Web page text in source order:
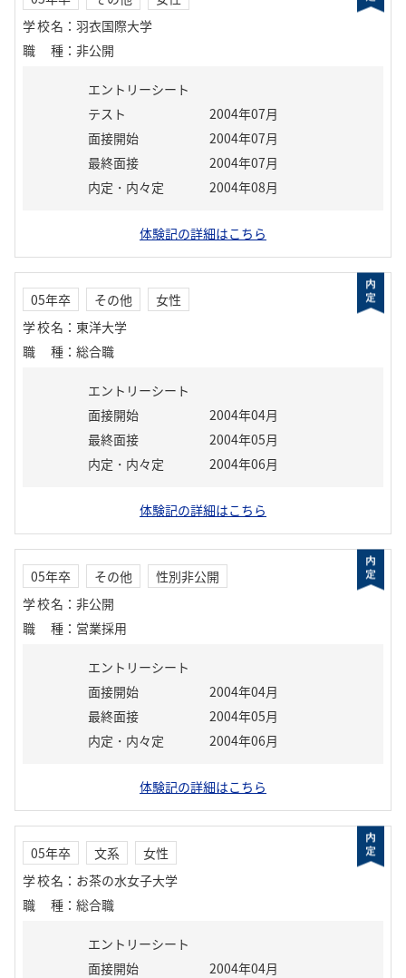
学校名 ： 羽衣国際大学
職種 ： 非公開
エントリーシート
テスト
2004年07月
面接開始
2004年07月
最終面接
2004年07月
内定・内々定
2004年08月
体験記の詳細はこちら
05年卒 その他
女性
学校名 ： 東洋大学
職種 ： 総合職
エントリーシート
面接開始
2004年04月
最終面接
2004年05月
内定・内々定
2004年06月
体験記の詳細はこちら
05年卒 その他
性別非公開
学校名 ： 非公開
職種 ： 営業採用
エントリーシート
面接開始
2004年04月
最終面接
2004年05月
内定・内々定
2004年06月
体験記の詳細はこちら
05年卒 文系
女性
学校名 ： お茶の水女子大学
職種 ： 総合職
エントリーシート
面接開始
2004年04月